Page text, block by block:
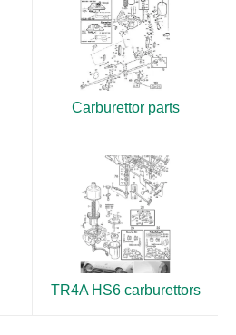
Carburettor parts
TR4A HS6 carburettors